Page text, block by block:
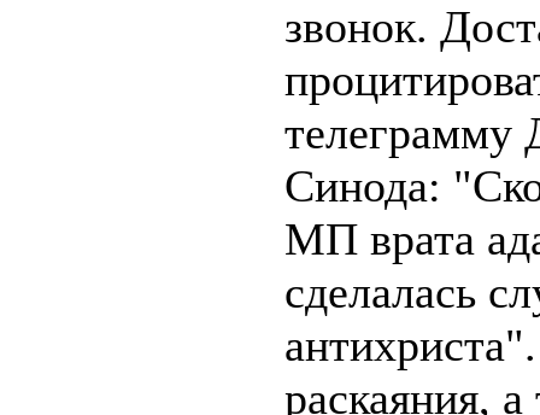
звонок.
телеграмму
Синода:
МП врата
сделалась
раскаяния, а